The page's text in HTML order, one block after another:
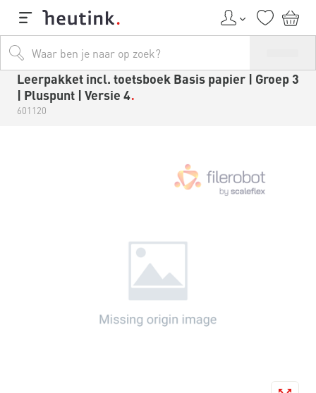
Leerpakket incl. toetsboek Basis papier | Groep 3
| Pluspunt | Versie 4
601120